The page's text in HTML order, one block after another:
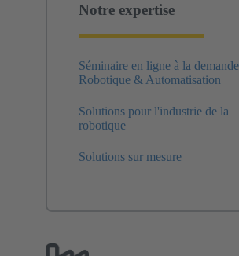
Notre expertise
Séminaire en ligne à la
Robotique & Automatisation
Solutions pour l'industrie de la
robotique
Solutions sur mesure